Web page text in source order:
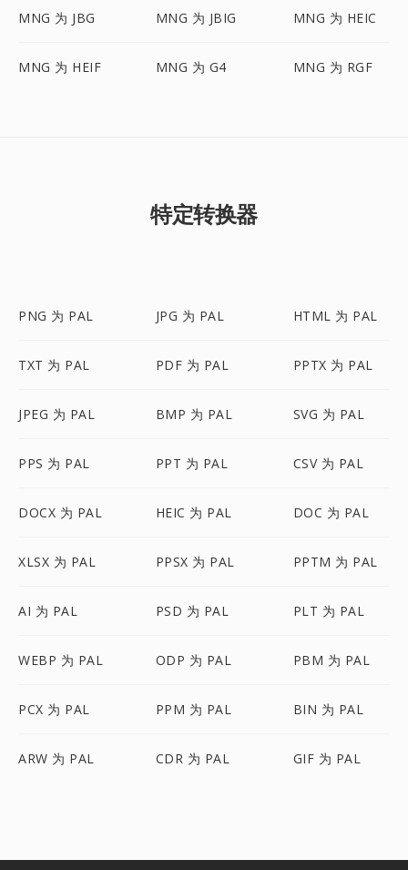
MNG 为 JBG MNG 为 JBIG MNG 为 HEIC
MNG 为 HEIF MNG 为 G4 MNG 为 RGF
特定转换器
PNG 为 PAL JPG 为 PAL HTML 为 PAL
TXT 为 PAL PDF 为 PAL PPTX 为 PAL
JPEG 为 PAL BMP 为 PAL SVG 为 PAL
PPS 为 PAL PPT 为 PAL CSV 为 PAL
DOCX 为 PAL HEIC 为 PAL DOC 为 PAL
XLSX 为 PAL PPSX 为 PAL PPTM 为 PAL
AI 为 PAL PSD 为 PAL PLT 为 PAL
WEBP 为 PAL ODP 为 PAL PBM 为 PAL
PCX 为 PAL PPM 为 PAL BIN 为 PAL
ARW 为 PAL CDR 为 PAL GIF 为 PAL